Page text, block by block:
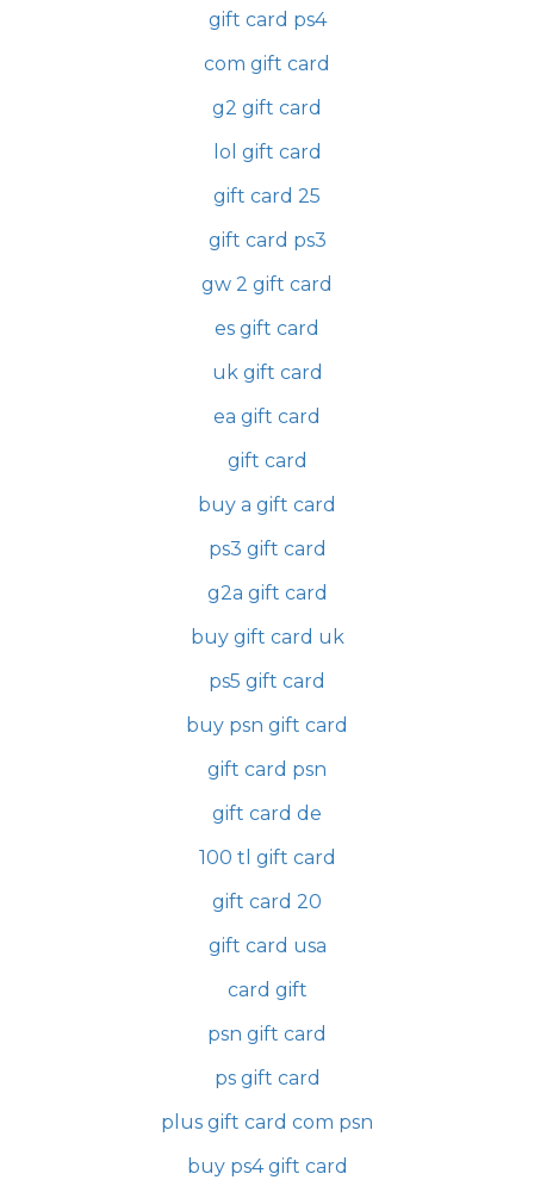
gift card ps4
com gift card
g2 gift card
lol gift card
gift card 25
gift card ps3
gw 2 gift card
es gift card
uk gift card
ea gift card
gift card
buy a gift card
ps3 gift card
g2a gift card
buy gift card uk
ps5 gift card
buy psn gift card
gift card psn
gift card de
100 tl gift card
gift card 20
gift card usa
card gift
psn gift card
ps gift card
plus gift card com psn
buy ps4 gift card